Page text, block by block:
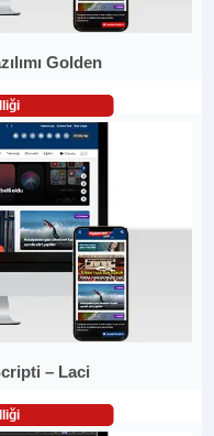
Golden
– Laci